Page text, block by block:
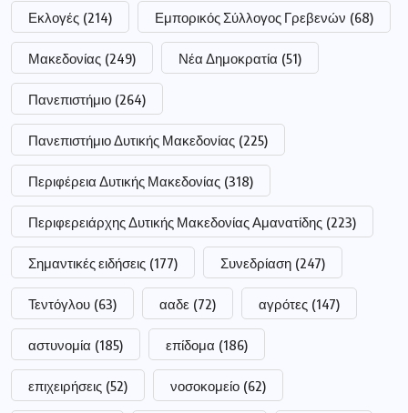
Εκλογές (214) Εμπορικός Σύλλογος Γρεβενών (68)
Μακεδονίας (249) Νέα Δημοκρατία (51)
Πανεπιστήμιο (264)
Πανεπιστήμιο Δυτικής Μακεδονίας (225)
Περιφέρεια Δυτικής Μακεδονίας (318)
Περιφερειάρχης Δυτικής Μακεδονίας Αμανατίδης (223)
Σημαντικές ειδήσεις (177) Συνεδρίαση (247)
Τεντόγλου (63) ααδε (72) αγρότες (147)
αστυνομία (185) επίδομα (186)
επιχειρήσεις (52) νοσοκομείο (62)